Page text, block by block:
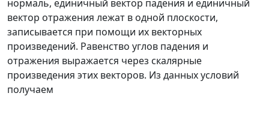
нормаль, единичный вектор падения и единичный
вектор отражения лежат в одной плоскости,
записывается при помощи их векторных
произведений. Равенство углов падения и
отражения выражается через скалярные
произведения этих векторов. Из данных условий
получаем